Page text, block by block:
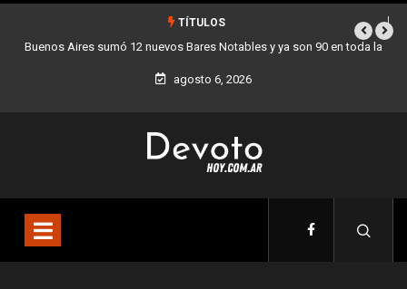
TÍTULOS
12 nuevos Bares Notables y ya son 90 en toda la
Los stands móviles
agosto 6, 2026